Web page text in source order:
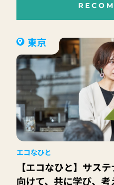
東京
エコなひと
【エコなひと】サス
向けて、共に学び、